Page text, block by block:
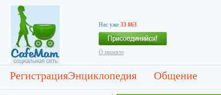
Нас уже 33 863
О проекте
РегистрацияЭнциклопедия Общение